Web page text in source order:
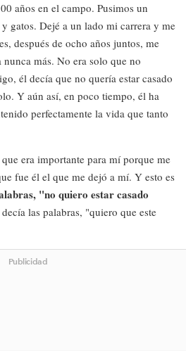
años en el campo. Pusimos un
gatos. Dejé a un lado mi carrera y me
después de ocho años juntos, me
más. No era solo que no
él decía que no quería estar casado
Y aún así, en poco tiempo, él ha
perfectamente la vida que tanto
era importante para mí porque me
fue él el que me dejó a mí. Y esto es
"no quiero estar casado
las palabras, "quiero que este
Publicidad